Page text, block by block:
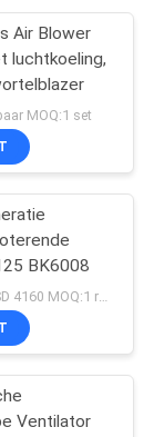
Air Blower
luchtkoeling,
MOQ:1 set
BK6008
Ventilator